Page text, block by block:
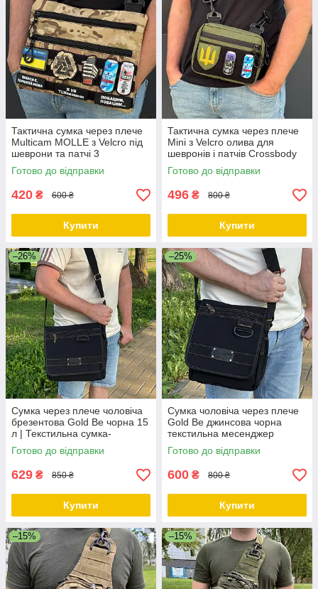
Тактична сумка через плече
Multicam MOLLE з Velcro під
шеврони та патчі 3
відділення Оксфорд у
мультикамі
Готово до відправки
420 ₴ 600 ₴
Купити
Тактична сумка через плече
Mini з Velcro олива для
шевронів і патчів Crossbody
Messenger Oxford
Готово до відправки
496 ₴ 800 ₴
Купити
–26%
Сумка через плече чоловіча
брезентова Gold Be чорна 15
л | Текстильна сумка-
месенджер для роботи та
міста
Готово до відправки
629 ₴ 850 ₴
Купити
–25%
Сумка чоловіча через плече
Gold Be джинсова чорна
текстильна месенджер
кросбоді 25×27×10 см
Готово до відправки
600 ₴ 800 ₴
Купити
–15% –15%